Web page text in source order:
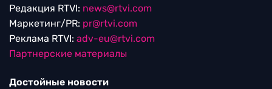
Редакция RTVI: news@rtvi.com
Маркетинг/PR: pr@rtvi.com
Реклама RTVI: adv-eu@rtvi.com
Партнерские материалы
Достойные новости